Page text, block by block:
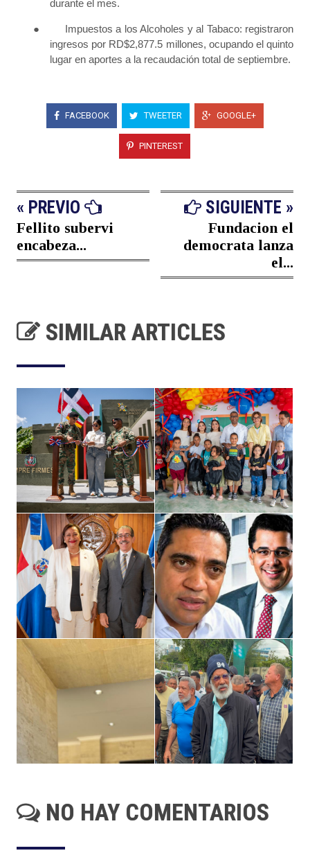
durante el mes.
●
Impuestos a los Alcoholes y al Tabaco: registraron
ingresos por RD$2,877.5 millones, ocupando el quinto
lugar en aportes a la recaudación total de septiembre.
FACEBOOK TWEETER GOOGLE+
PINTEREST
« PREVIO
Fellito subervi
encabeza...
SIGUIENTE »
Fundacion el
democrata lanza
el...
SIMILAR ARTICLES
NO HAY COMENTARIOS